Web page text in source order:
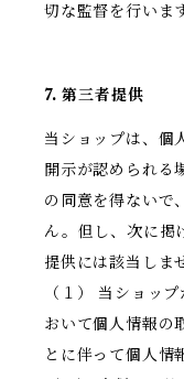
切な監督を行いま
7. 第三者提供
当ショップは、個
開示が認められる
の同意を得ないで
ん。但し、次に掲
提供には該当しま
（１） 当ショッ
おいて個人情報の
とに伴って個人情